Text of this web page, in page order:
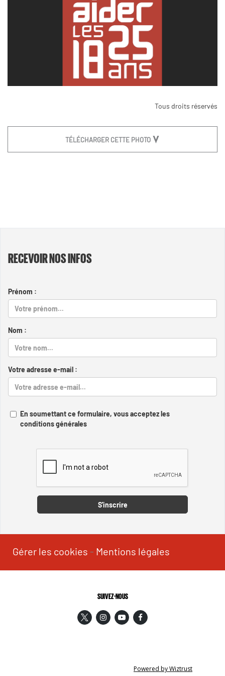
Tous droits réservés
TÉLÉCHARGER CETTE PHOTO
RECEVOIR NOS INFOS
Prénom :
Nom :
Votre adresse e-mail :
En soumettant ce formulaire, vous acceptez les
conditions générales
S'inscrire
Gérer les cookies - Mentions légales
SUIVEZ-NOUS
Powered by Wiztrust